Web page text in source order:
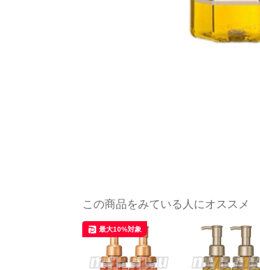
この商品をみている人にオススメ
最大10%対象